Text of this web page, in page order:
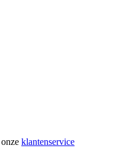
klantenservice